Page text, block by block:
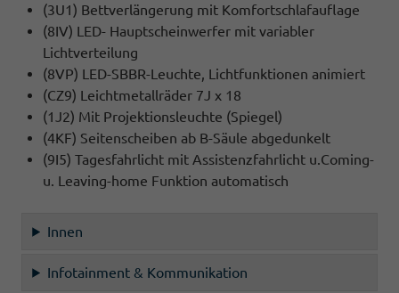
(3U1) Bettverlängerung mit Komfortschlafauflage
(8IV) LED- Hauptscheinwerfer mit variabler
Lichtverteilung
(8VP) LED-SBBR-Leuchte, Lichtfunktionen animiert
(CZ9) Leichtmetallräder 7J x 18
(1J2) Mit Projektionsleuchte (Spiegel)
(4KF) Seitenscheiben ab B-Säule abgedunkelt
(9I5) Tagesfahrlicht mit Assistenzfahrlicht u.Coming-
u. Leaving-home Funktion automatisch
Innen
Infotainment & Kommunikation